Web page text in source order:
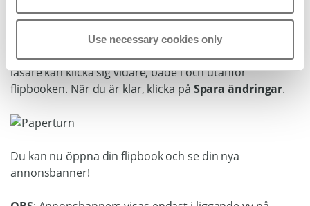
Use necessary cookies only
Om du vill kan du lägga till länkar i dina bilder så att
läsare kan klicka sig vidare, både i och utanför
flipbooken. När du är klar, klicka på Spara ändringar.
Du kan nu öppna din flipbook och se din nya
annonsbanner!